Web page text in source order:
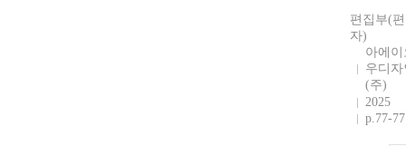
편집부(
자)
아에이
우디자
(주)
2025
p.77-77